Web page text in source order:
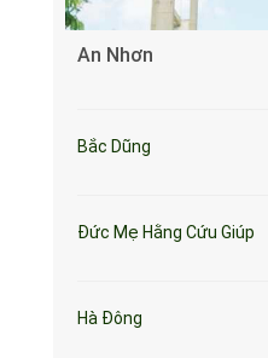
An Nhơn
Bắc Dũng
Đức Mẹ Hằng Cứu Giúp
Hà Đông